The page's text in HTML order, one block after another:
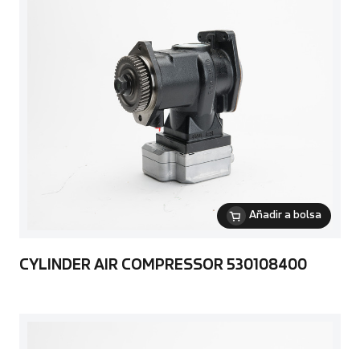
Añadir a bolsa
CYLINDER AIR COMPRESSOR 530108400